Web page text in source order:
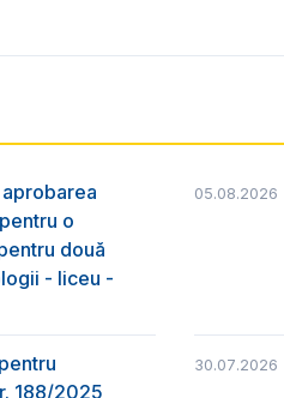
o
două
- liceu -
05.08.2026
188/2025
30.07.2026